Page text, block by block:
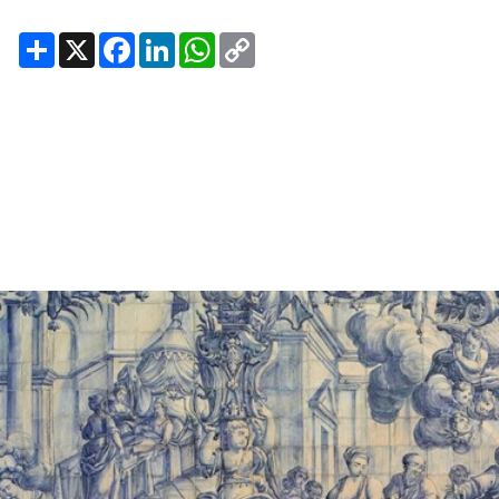
Share
X Facebook
LinkedInWhatsApp